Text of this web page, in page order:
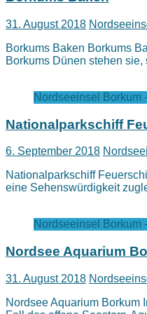
31. August 2018
Borkums Baken Borkums
Borkums Dünen stehen
Nordseeinsel Borkum
Nationalparkschiff
6. September 2018
Nationalparkschiff
eine Sehenswürdigkeit
Nordseeinsel Borkum
Nordsee Aquarium
31. August 2018
Nordsee Aquarium Borkum